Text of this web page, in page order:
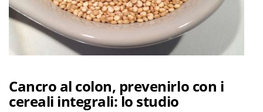
Cancro al colon, prevenirlo con i
cereali integrali: lo studio